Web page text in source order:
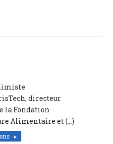
directeur
la Fondation
Alimentaire et (…)